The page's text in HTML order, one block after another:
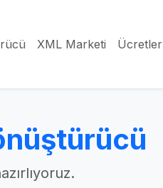
XML Marketi Ücretler